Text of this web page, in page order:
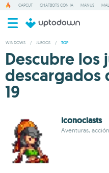
CAPCUT CHATBOTS CON IA MANUS
WINDOWS / JUEGOS / TOP
Descubre los
descargados
19
Iconoclasts
Aventuras,